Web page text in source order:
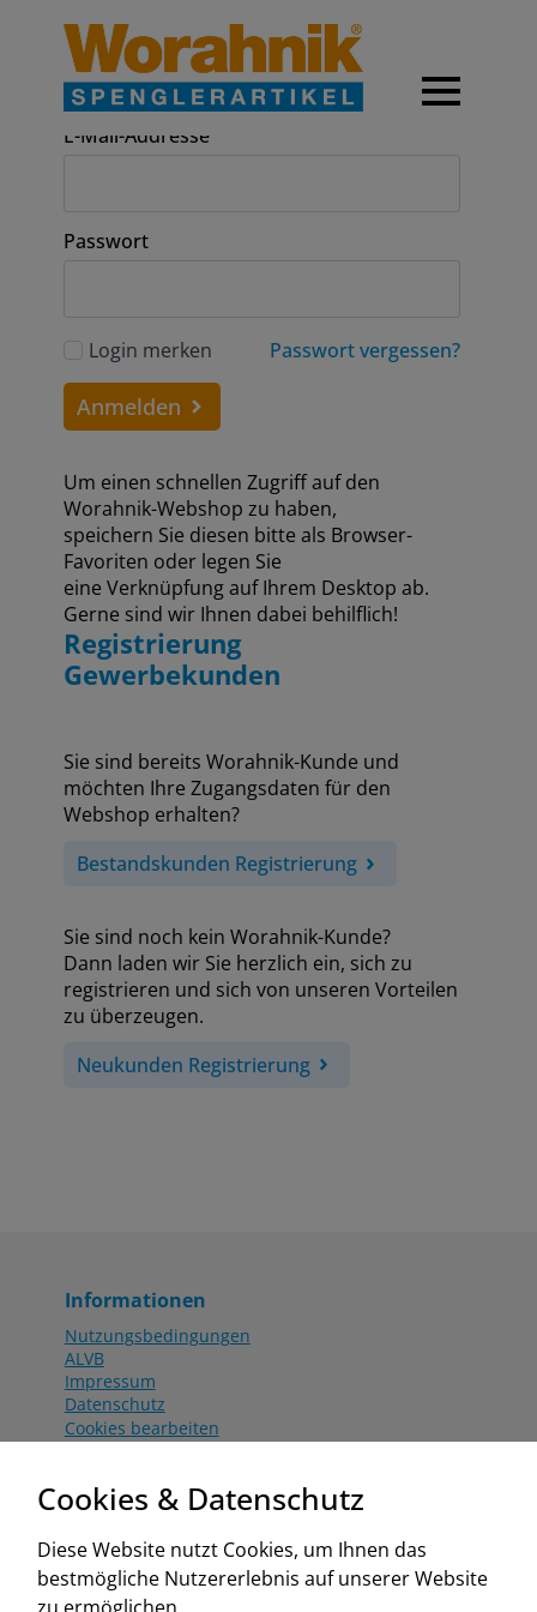
Anmeldung
E-Mail-Addresse
Passwort
Login merken Passwort vergessen?
Anmelden
Um einen schnellen Zugriff auf den
Worahnik-Webshop zu haben,
speichern Sie diesen bitte als Browser-
Favoriten oder legen Sie
eine Verknüpfung auf Ihrem Desktop ab.
Gerne sind wir Ihnen dabei behilflich!
Registrierung
Gewerbekunden
Sie sind bereits Worahnik-Kunde und
möchten Ihre Zugangsdaten für den
Webshop erhalten?
Bestandskunden Registrierung
Sie sind noch kein Worahnik-Kunde?
Dann laden wir Sie herzlich ein, sich zu
registrieren und sich von unseren Vorteilen
zu überzeugen.
Neukunden Registrierung
Informationen
Nutzungsbedingungen
ALVB
Impressum
Datenschutz
Cookies bearbeiten
Aktionsbedingungen
www.worahnik.at
Zentrale Köttlach
Cookies & Datenschutz
Diese Website nutzt Cookies, um Ihnen das
bestmögliche Nutzererlebnis auf unserer Website